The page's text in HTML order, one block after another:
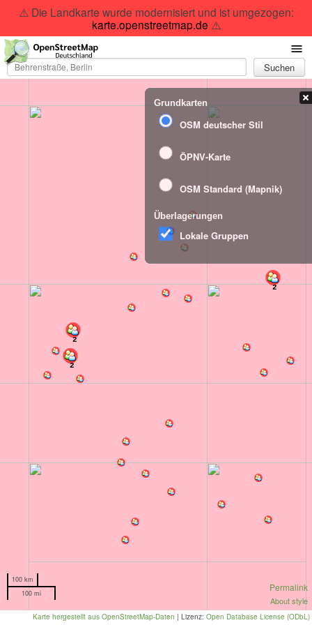
⚠️ Die Landkarte wurde modernisiert und ist umgezogen:
karte.openstreetmap.de ⚠️
Suchen
2
2
2
Permalink
About style
100 km
100 mi
Grundkarten
OSM deutscher Stil
ÖPNV-Karte
OSM Standard (Mapnik)
Überlagerungen
Lokale Gruppen
Karte hergestellt aus OpenStreetMap-Daten | Lizenz: Open Database License (ODbL)